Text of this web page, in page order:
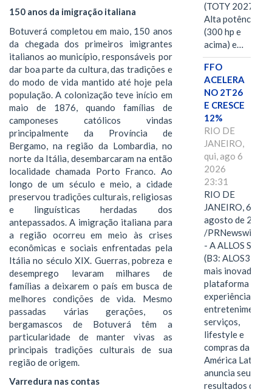
150 anos da imigração italiana
Botuverá completou em maio, 150 anos
da chegada dos primeiros imigrantes
italianos ao município, responsáveis por
dar boa parte da cultura, das tradições e
do modo de vida mantido até hoje pela
população. A colonização teve início em
maio de 1876, quando famílias de
camponeses católicos vindas
principalmente da Província de
Bergamo, na região da Lombardia, no
norte da Itália, desembarcaram na então
localidade chamada Porto Franco. Ao
longo de um século e meio, a cidade
preservou tradições culturais, religiosas
e linguísticas herdadas dos
antepassados. A imigração italiana para
a região ocorreu em meio às crises
econômicas e sociais enfrentadas pela
Itália no século XIX. Guerras, pobreza e
desemprego levaram milhares de
famílias a deixarem o país em busca de
melhores condições de vida. Mesmo
passadas várias gerações, os
bergamascos de Botuverá têm a
particularidade de manter vivas as
principais tradições culturais de sua
região de origem.
Varredura nas contas
(TOTY 2027:
Alta potência
(300 hp e
acima) e…
FFO
ACELERA
NO 2T26
E CRESCE
12%
RIO DE
JANEIRO,
qui, ago 6
2026
23:31
RIO DE
JANEIRO, 6 de
agosto de 2026
/PRNewswire/ -
- A ALLOS S.A.
(B3: ALOS3), a
mais inovadora
plataforma de
experiências,
entretenimento,
serviços,
lifestyle e
compras da
América Latina
anuncia seus
resultados do